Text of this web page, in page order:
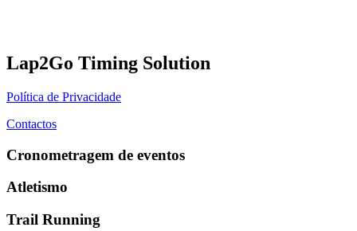
Lap2Go Timing Solution
Política de Privacidade
Contactos
Cronometragem de eventos
Atletismo
Trail Running